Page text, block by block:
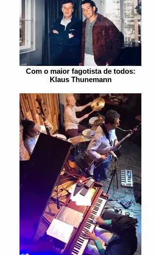
Com o maior fagotista de todos:
Klaus Thunemann